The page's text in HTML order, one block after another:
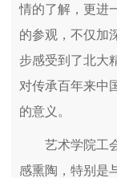
情的了解，更进
的参观，不仅加
步感受到了北大
对传承百年来中
的意义。
艺术学院工
感熏陶，特别是